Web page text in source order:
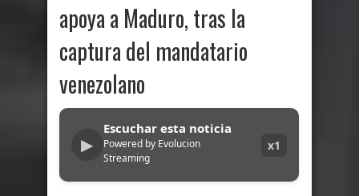
apoya a Maduro, tras la
captura del mandatario
venezolano
▶
Escuchar esta noticia
Powered by Evolucion
Streaming
x1